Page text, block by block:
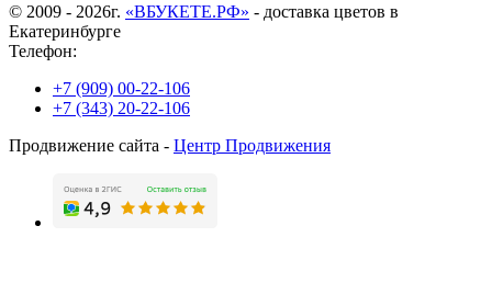
© 2009 - 2026г. «ВБУКЕТЕ.РФ» - доставка цветов в
Екатеринбурге
Телефон:
+7 (909) 00-22-106
+7 (343) 20-22-106
Продвижение сайта - Центр Продвижения